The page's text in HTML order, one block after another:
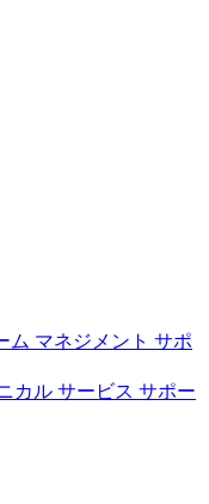
ム マネジメント サポ
カル サービス サポー